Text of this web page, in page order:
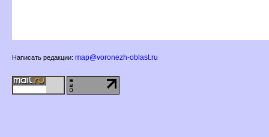
Написать редакции: map@voronezh-oblast.ru